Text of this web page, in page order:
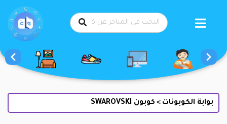
بوابة الكوبونات > كوبون SWAROVSKI